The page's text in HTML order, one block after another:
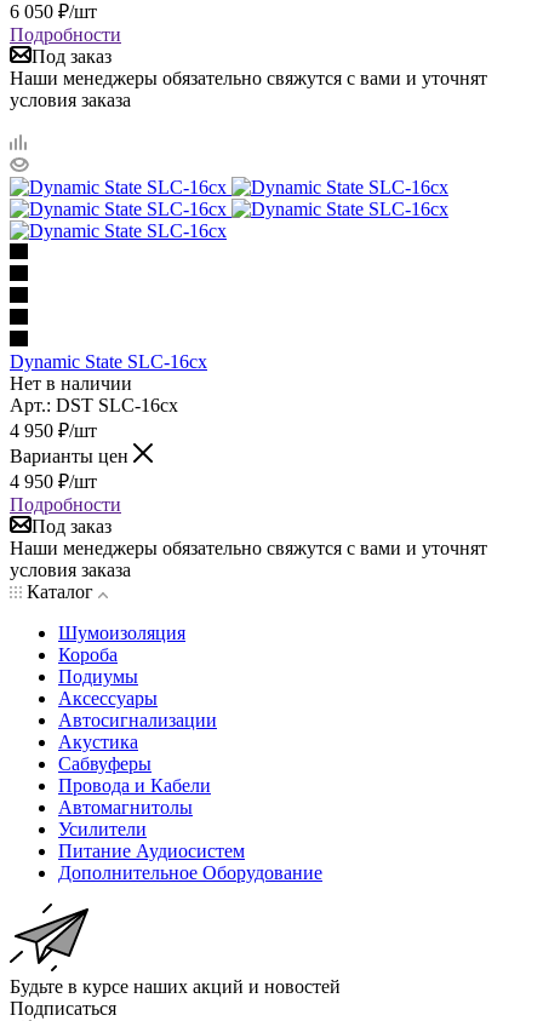
6 050 ₽/шт
Подробности
Под заказ
Наши менеджеры обязательно свяжутся с вами и уточнят
условия заказа
Dynamic State SLC-16cx
Нет в наличии
Арт.: DST SLC-16cx
4 950 ₽/шт
Варианты цен
4 950 ₽/шт
Подробности
Под заказ
Наши менеджеры обязательно свяжутся с вами и уточнят
условия заказа
Каталог
Шумоизоляция
Короба
Подиумы
Аксессуары
Автосигнализации
Акустика
Сабвуферы
Провода и Кабели
Автомагнитолы
Усилители
Питание Аудиосистем
Дополнительное Оборудование
Будьте в курсе наших акций и новостей
Подписаться